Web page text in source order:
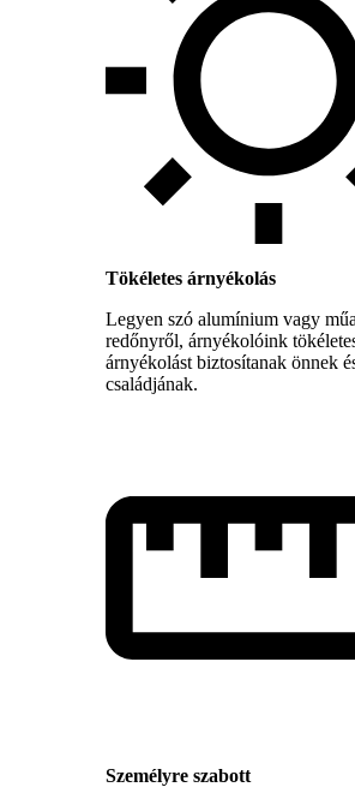
Tökéletes árnyékolás
Legyen szó alumínium vagy
redőnyről, árnyékolóink
árnyékolást biztosítanak önnek
családjának.
Személyre szabott